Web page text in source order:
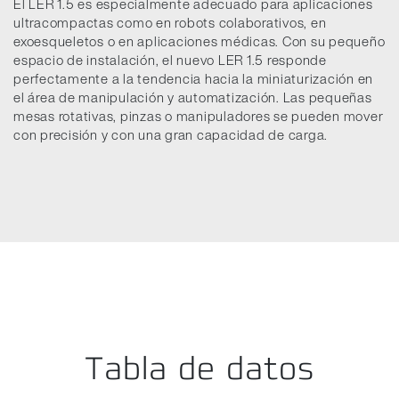
ultracompactas como en robots colaborativos, en
exoesqueletos o en aplicaciones médicas. Con su pequeño
espacio de instalación, el nuevo LER 1.5 responde
perfectamente a la tendencia hacia la miniaturización en
el área de manipulación y automatización. Las pequeñas
mesas rotativas, pinzas o manipuladores se pueden mover
con precisión y con una gran capacidad de carga.
Tabla de datos